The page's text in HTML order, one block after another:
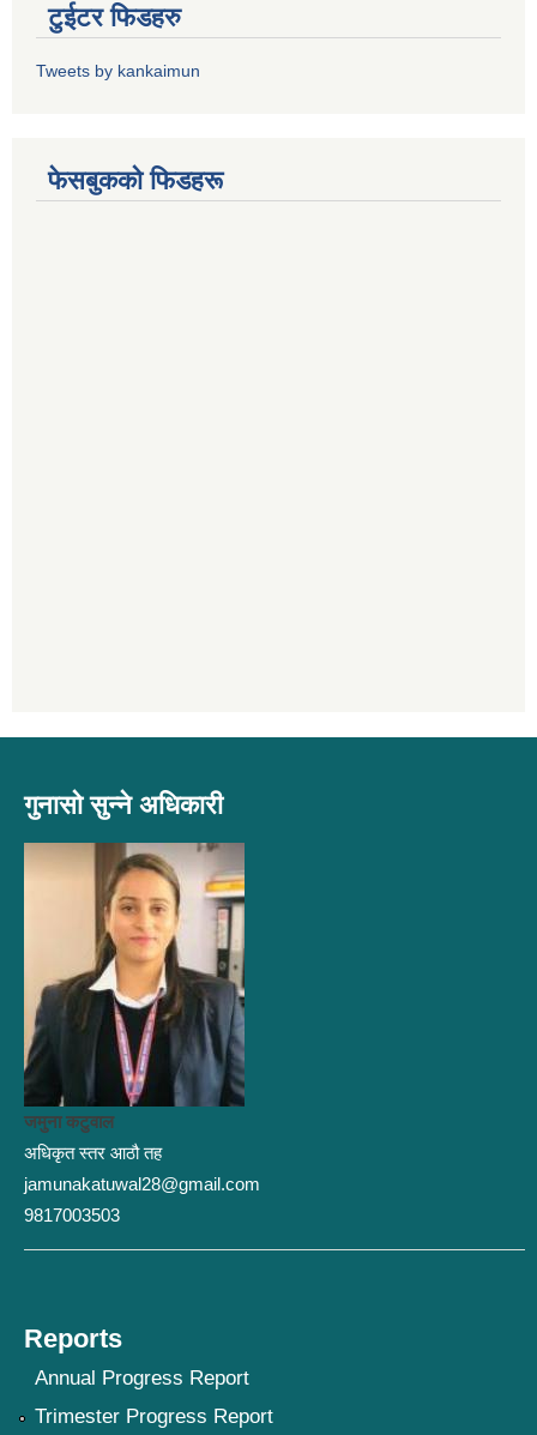
टुईटर फिडहरु
Tweets by kankaimun
फेसबुकको फिडहरू
गुनासो सुन्ने अधिकारी
जमुना कटुवाल
अधिकृत स्तर आठौ तह
jamunakatuwal28@gmail.com
9817003503
Reports
Annual Progress Report
Trimester Progress Report